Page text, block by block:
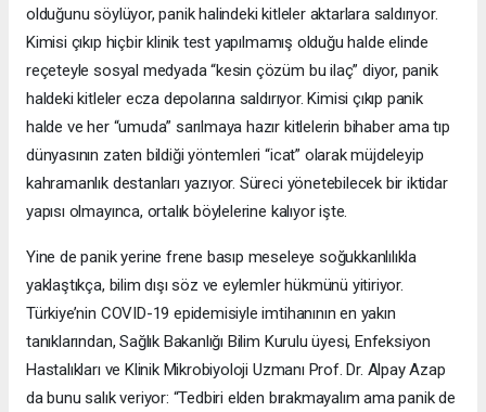
olduğunu söylüyor, panik halindeki kitleler aktarlara saldırıyor.
Kimisi çıkıp hiçbir klinik test yapılmamış olduğu halde elinde
reçeteyle sosyal medyada “kesin çözüm bu ilaç” diyor, panik
haldeki kitleler ecza depolarına saldırıyor. Kimisi çıkıp panik
halde ve her “umuda” sarılmaya hazır kitlelerin bihaber ama tıp
dünyasının zaten bildiği yöntemleri “icat” olarak müjdeleyip
kahramanlık destanları yazıyor. Süreci yönetebilecek bir iktidar
yapısı olmayınca, ortalık böylelerine kalıyor işte.
Yine de panik yerine frene basıp meseleye soğukkanlılıkla
yaklaştıkça, bilim dışı söz ve eylemler hükmünü yitiriyor.
Türkiye’nin COVID-19 epidemisiyle imtihanının en yakın
tanıklarından, Sağlık Bakanlığı Bilim Kurulu üyesi, Enfeksiyon
Hastalıkları ve Klinik Mikrobiyoloji Uzmanı Prof. Dr. Alpay Azap
da bunu salık veriyor: “Tedbiri elden bırakmayalım ama panik de